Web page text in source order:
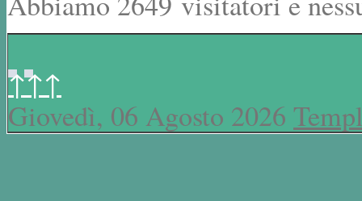
↑↑↑
Giovedì, 06 Agosto 2026